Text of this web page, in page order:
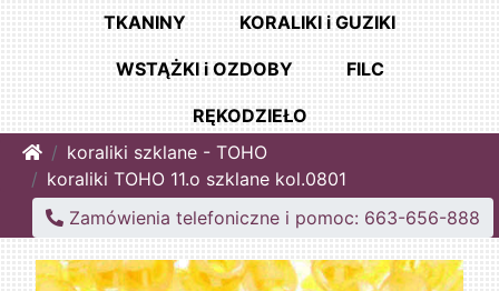
TKANINY KORALIKI i GUZIKI
WSTĄŻKI i OZDOBY FILC
RĘKODZIEŁO
Homekoraliki szklane - TOHO
koraliki TOHO 11.o szklane kol.0801
Zamówienia telefoniczne i pomoc: 663-656-888